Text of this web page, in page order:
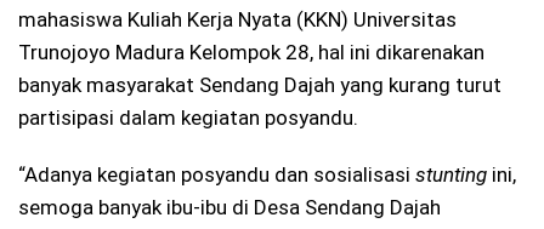
mahasiswa Kuliah Kerja Nyata (KKN) Universitas
Trunojoyo Madura Kelompok 28, hal ini dikarenakan
banyak masyarakat Sendang Dajah yang kurang turut
partisipasi dalam kegiatan posyandu.
“Adanya kegiatan posyandu dan sosialisasi stunting ini,
semoga banyak ibu-ibu di Desa Sendang Dajah